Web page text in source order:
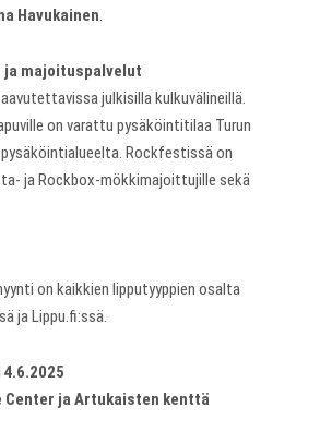
Havukainen.
majoituspalvelut
julkisilla kulkuvälineillä.
on varattu pysäköintitilaa Turun
Rockfestissä on
ja Rockbox-mökkimajoittujille sekä
on kaikkien lipputyyppien osalta
ja Lippu.fi:ssä.
Center ja Artukaisten kenttä